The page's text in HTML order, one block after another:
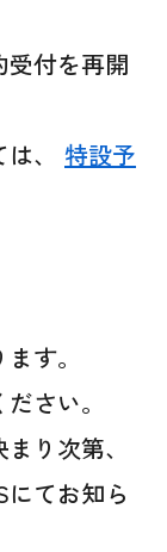
受付を再開
、 特設予
す。
さい。
り次第、
てお知ら